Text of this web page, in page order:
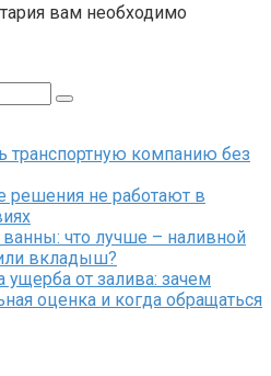
вам необходимо
транспортную компанию без
решения не работают в
ванны: что лучше – наливной
вкладыш?
ущерба от залива: зачем
оценка и когда обращаться